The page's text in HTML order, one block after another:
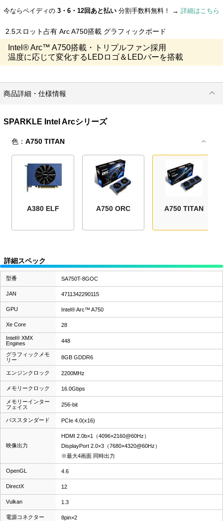
今ならペイディの 3・6・12回あと払い 分割手数料無料！ → 詳細はこちら
2.5スロット占有 Arc A750搭載 グラフィックボード
Intel® Arc™ A750搭載・トリプルファン採用
温度に応じて変化するLEDロゴ＆LEDバーを搭載
商品詳細・仕様情報
SPARKLE Intel Arcシリーズ
色：A750 TITAN
A380 ELF A750 ORC A750 TITAN
詳細スペック
型番 SA750T-8GOC
JAN 4711342290115
GPU Intel® Arc™ A750
Xe Core 28
Intel® XMX
Engines
448
グラフィックメモ
リー
8GB GDDR6
エンジンクロック 2200MHz
メモリークロック 16.0Gbps
メモリーインター
フェイス
256-bit
バススタンダード PCIe 4.0(x16)
映像出力
HDMI 2.0b×1（4096×2160@60Hz）
DisplayPort 2.0×3（7680×4320@60Hz）
※最大4画面 同時出力
OpenGL 4.6
DirectX 12
Vulkan 1.3
電源コネクター 8pin×2